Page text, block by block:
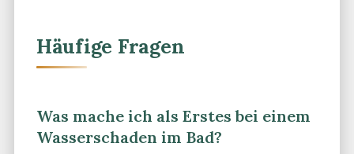
Häufige Fragen
Was mache ich als Erstes bei einem
Wasserschaden im Bad?